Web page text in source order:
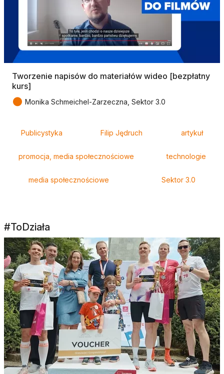
Tworzenie napisów do materiałów wideo [bezpłatny
kurs]
● Monika Schmeichel-Zarzeczna, Sektor 3.0
Publicystyka Filip Jędruch artykuł
promocja, media społecznościowe technologie
media społecznościowe Sektor 3.0
#ToDziała